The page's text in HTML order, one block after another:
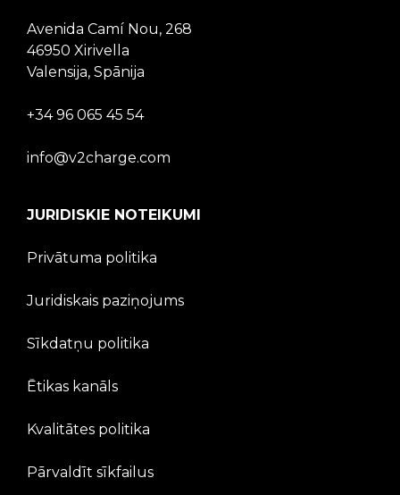
Avenida Camí Nou, 268
46950 Xirivella
Valensija, Spānija
+34 96 065 45 54
info@v2charge.com
JURIDISKIE NOTEIKUMI
Privātuma politika
Juridiskais paziņojums
Sīkdatņu politika
Ētikas kanāls
Kvalitātes politika
Pārvaldīt sīkfailus